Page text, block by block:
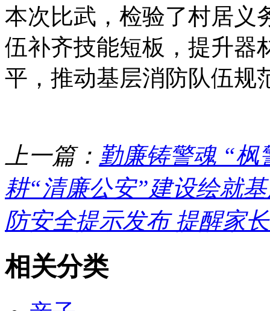
本次比武，检验了村居义
伍补齐技能短板，提升器
平，推动基层消防队伍规
上一篇： 勤廉铸警魂 “
耕“清廉公安”建设绘就
防安全提示发布 提醒家
相关分类